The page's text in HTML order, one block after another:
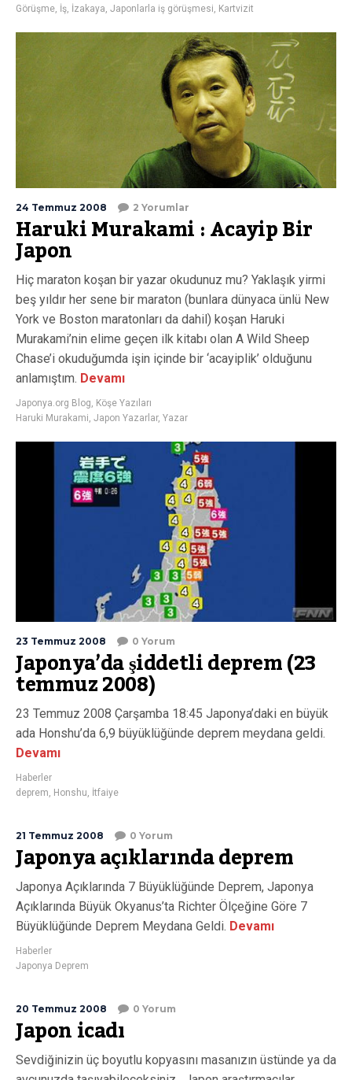
Görüşme, İş, İzakaya, Japonlarla iş görüşmesi, Kartvizit
24 Temmuz 2008 2 Yorumlar
Haruki Murakami : Acayip Bir
Japon
Hiç maraton koşan bir yazar okudunuz mu? Yaklaşık yirmi
beş yıldır her sene bir maraton (bunlara dünyaca ünlü New
York ve Boston maratonları da dahil) koşan Haruki
Murakami’nin elime geçen ilk kitabı olan A Wild Sheep
Chase’i okuduğumda işin içinde bir ‘acayiplik’ olduğunu
anlamıştım. Devamı
Japonya.org Blog, Köşe Yazıları
Haruki Murakami, Japon Yazarlar, Yazar
23 Temmuz 2008 0 Yorum
Japonya’da şiddetli deprem (23
temmuz 2008)
23 Temmuz 2008 Çarşamba 18:45 Japonya’daki en büyük
ada Honshu’da 6,9 büyüklüğünde deprem meydana geldi.
Devamı
Haberler
deprem Honshu İtfaiye
21 Temmuz 2008 0 Yorum
Japonya açıklarında deprem
Japonya Açıklarında 7 Büyüklüğünde Deprem, Japonya
Açıklarında Büyük Okyanus’ta Richter Ölçeğine Göre 7
Büyüklüğünde Deprem Meydana Geldi. Devamı
Haberler
Japonya Deprem
20 Temmuz 2008 0 Yorum
Japon icadı
Sevdiğinizin üç boyutlu kopyasını masanızın üstünde ya da